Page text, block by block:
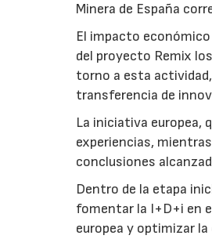
Minera de España
El impacto
del proyecto Remix
torno a esta
transferencia de
La iniciativa europea,
experiencias,
conclusiones
Dentro de la etapa
fomentar la I+D+i en
europea y optimizar